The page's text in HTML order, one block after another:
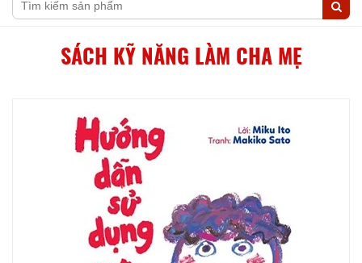
SÁCH KỸ NĂNG LÀM CHA MẸ